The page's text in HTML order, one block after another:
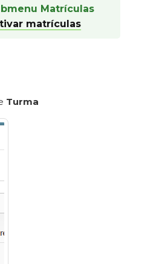
Matrículas
matrículas
Turma